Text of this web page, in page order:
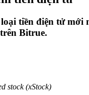
quản lý tài chính
tiền điện tử mới
Bitrue.
stock (xStock)